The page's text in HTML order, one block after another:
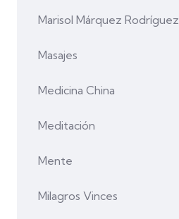
Marisol Márquez Rodríguez
Masajes
Medicina China
Meditación
Mente
Milagros Vinces